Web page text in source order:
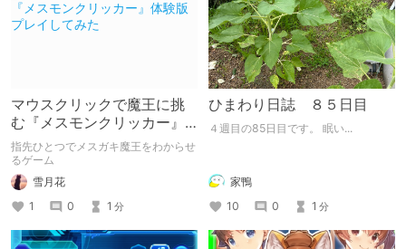
マウスクリックで魔王に挑
む『メスモンクリッカー』
体験版プレイしてみた
指先ひとつでメスガキ魔王をわからせ
るゲーム
雪月花
1
0 1 分
ひまわり日誌 ８５日目
４週目の85日目です。 眠い...
家鴨
10
0 1 分